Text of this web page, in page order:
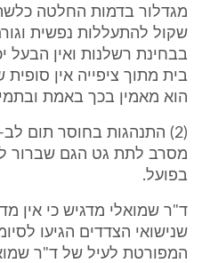
מגדלור בדמות החלטה
שקול להתעללות נפשית
בבחינת רשלנות ואין הבעל
בית מתוך ציפייה אין
הוא מאמין בכך באמת ובתמים"
(2) התנהגות בחוסר תום
מסרב לתת גט הגם שברור
בפועל.
ד"ר שמואלי מדגיש כי אין
שנישואי הצדדים הגיעו
המפורטת לעיל של ד"ר